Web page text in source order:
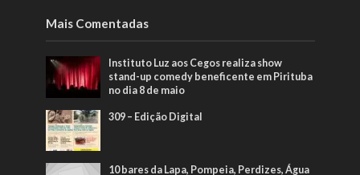
Mais Comentadas
Instituto Luz aos Cegos realiza show
stand-up comedy beneficente em Pirituba
no dia 8 de maio
309 – Edição Digital
10 bares da Lapa, Pompeia, Perdizes, Água